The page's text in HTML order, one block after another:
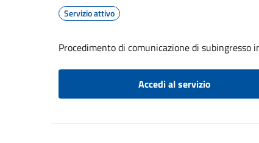
Servizio attivo
Procedimento di comunicazione di subingresso
Accedi al servizio